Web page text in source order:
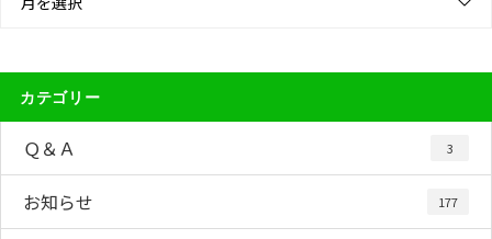
カテゴリー
Ｑ＆Ａ 3
お知らせ 177